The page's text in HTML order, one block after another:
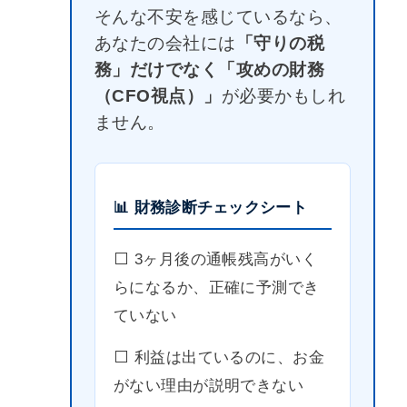
そんな不安を感じているなら、
あなたの会社には 「守りの税
務」だけでなく「攻めの財務
（CFO視点）」 が必要かもしれ
ません。
📊 財務診断チェックシート
⬜️ 3ヶ月後の通帳残高がいく
らになるか、正確に予測でき
ていない
⬜️ 利益は出ているのに、お金
がない理由が説明できない